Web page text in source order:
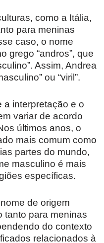
como a Itália,
para meninas
caso, o nome
grego “andros”, que
Assim, Andrea
ou “viril”.
a interpretação e o
variar de acordo
últimos anos, o
mais comum como
partes do mundo,
masculino é mais
específicas.
de origem
tanto para meninas
do contexto
relacionados à